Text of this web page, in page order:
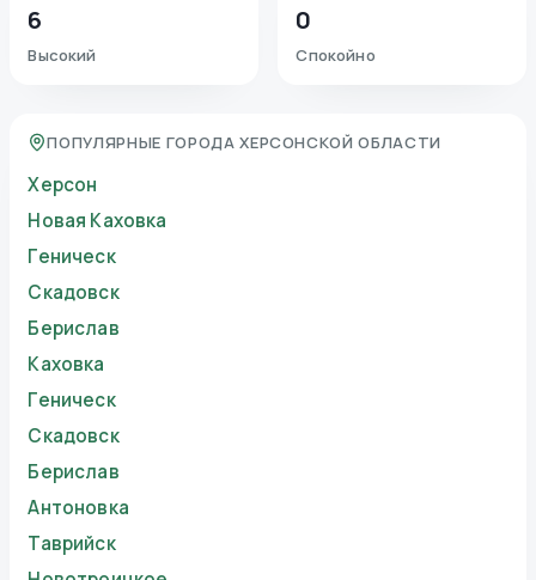
6
Высокий
0
Спокойно
ПОПУЛЯРНЫЕ ГОРОДА ХЕРСОНСКОЙ ОБЛАСТИ
Херсон
Новая Каховка
Геническ
Скадовск
Берислав
Каховка
Геническ
Скадовск
Берислав
Антоновка
Таврийск